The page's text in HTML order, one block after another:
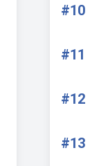
#10
#11
#12
#13